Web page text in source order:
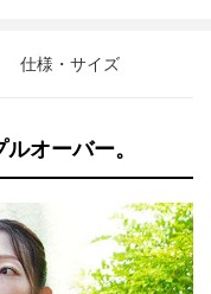
仕様・サイズ
オーバー。